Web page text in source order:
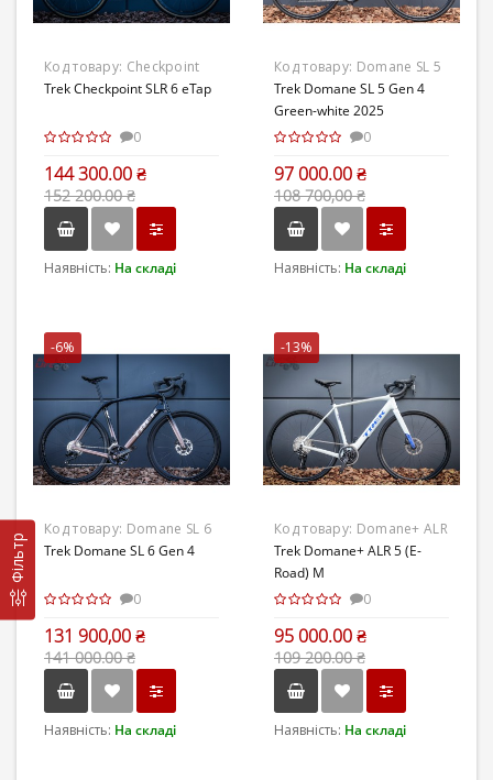
Фільтр
Код товару: Checkpoint
SLR 6 eTap
Trek Checkpoint SLR 6 eTap
0
144 300.00 ₴
152 200.00 ₴
Наявність: На складі
Код товару: Domane SL 5
Gen 4 Green-white 2025
Trek Domane SL 5 Gen 4
Green-white 2025
0
97 000.00 ₴
108 700,00 ₴
Наявність: На складі
-6%
Код товару: Domane SL 6
Gen 4
Trek Domane SL 6 Gen 4
0
131 900,00 ₴
141 000.00 ₴
Наявність: На складі
-13%
Код товару: Domane+ ALR
5 (E-Road) M
Trek Domane+ ALR 5 (E-
Road) M
0
95 000.00 ₴
109 200.00 ₴
Наявність: На складі